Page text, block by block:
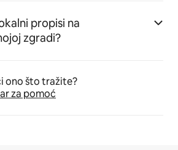
propisi na
zgradi?
ono što tražite?
za pomoć